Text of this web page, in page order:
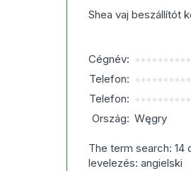
Shea vaj beszállítót
Cégnév:
Telefon:
Telefon:
Ország: Węgry
The term search: 14
levelezés: angielski